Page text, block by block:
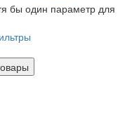
бы один параметр для